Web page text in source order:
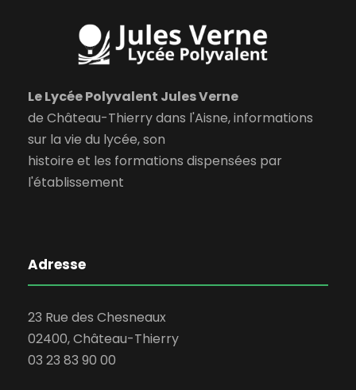
Le Lycée Polyvalent Jules Verne
de Château-Thierry dans l'Aisne, informations
sur la vie du lycée, son
histoire et les formations dispensées par
l'établissement
Adresse
23 Rue des Chesneaux
02400, Château-Thierry
03 23 83 90 00